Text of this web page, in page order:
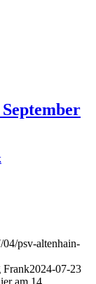
04/psv-altenhain-
Frank2024-07-23
am 14.